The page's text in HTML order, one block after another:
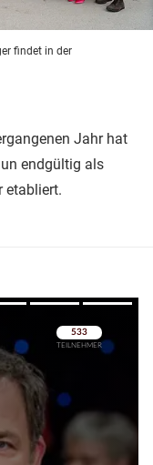
findet in der
Jahr hat
endgültig als
etabliert.
Überspringen